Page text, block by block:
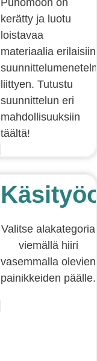
Punomoon on
kerätty ja luotu
loistavaa
materiaalia erilaisiin
liittyen. Tutustu
suunnittelun eri
mahdollisuuksiin
täältä!
Valitse alakategoria
viemällä hiiri
vasemmalla olevien
painikkeiden päälle.